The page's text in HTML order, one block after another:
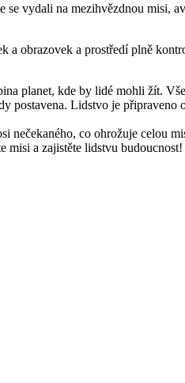
vydali na mezihvězdnou misi,
a obrazovek a prostředí plně
planet, kde by lidé mohli žít.
postavena. Lidstvo je připraveno
nečekaného, co ohrožuje celou
misi a zajistěte lidstvu budoucnost!